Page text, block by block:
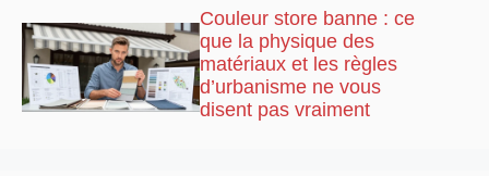
Couleur store banne : ce
que la physique des
matériaux et les règles
d’urbanisme ne vous
disent pas vraiment